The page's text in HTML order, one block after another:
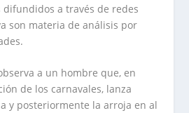
a través de redes
son materia de análisis por
a un hombre que, en
de los carnavales, lanza
y posteriormente la arroja en al